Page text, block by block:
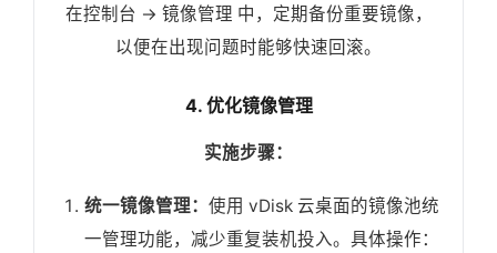
在控制台 -> 镜像管理 中，定期备份重要镜像，
以便在出现问题时能够快速回滚。
4. 优化镜像管理
实施步骤：
统一镜像管理： 使用 vDisk 云桌面的镜像池统
一管理功能，减少重复装机投入。具体操作：